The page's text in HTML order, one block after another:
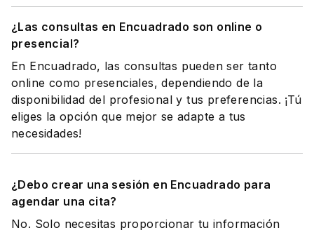
¿Las consultas en Encuadrado son online o
presencial?
En Encuadrado, las consultas pueden ser tanto
online como presenciales, dependiendo de la
disponibilidad del profesional y tus preferencias. ¡Tú
eliges la opción que mejor se adapte a tus
necesidades!
¿Debo crear una sesión en Encuadrado para
agendar una cita?
No. Solo necesitas proporcionar tu información